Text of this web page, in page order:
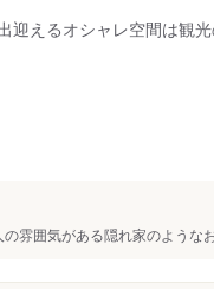
迎えるオシャレ空間は観
雰囲気がある隠れ家のような